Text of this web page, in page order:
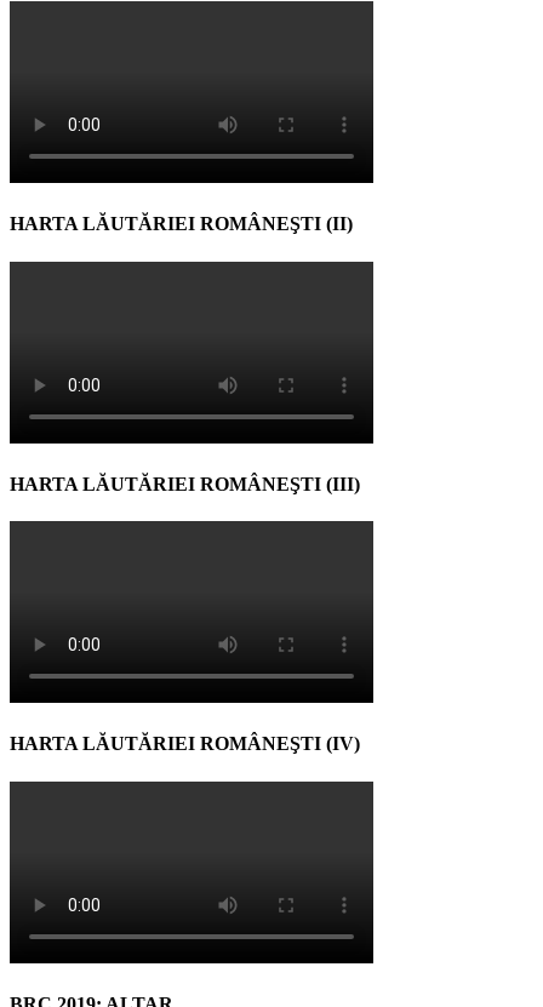
HARTA LĂUTĂRIEI ROMÂNEŞTI (II)
HARTA LĂUTĂRIEI ROMÂNEŞTI (III)
HARTA LĂUTĂRIEI ROMÂNEŞTI (IV)